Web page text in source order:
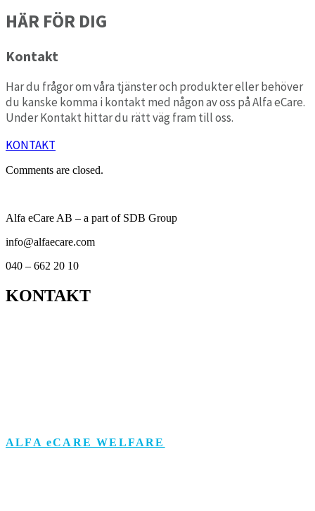
HÄR FÖR DIG
Kontakt
Har du frågor om våra tjänster och produkter eller behöver
du kanske komma i kontakt med någon av oss på Alfa eCare.
Under Kontakt hittar du rätt väg fram till oss.
KONTAKT
Comments are closed.
Alfa eCare AB – a part of SDB Group
info@alfaecare.com
040 – 662 20 10
KONTAKT
ALFA eCARE WELFARE